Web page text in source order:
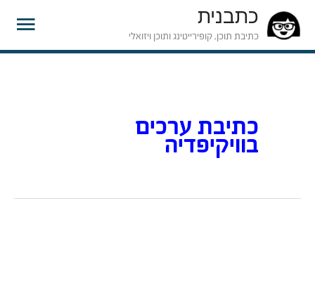
כתבנית
כתיבת תוכן, קופירייטינג ותוכן ויזואלי
כתיבת ערכים
בוויקיפדיה